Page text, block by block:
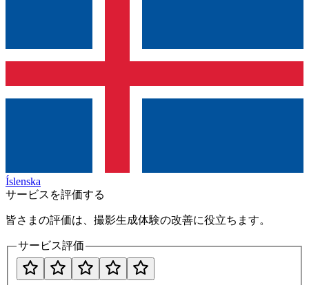
Íslenska
サービスを評価する
皆さまの評価は、撮影生成体験の改善に役立ちます。
サービス評価